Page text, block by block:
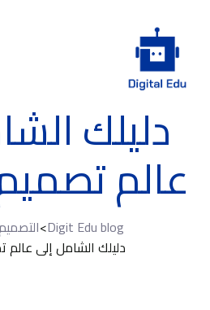
دليلك
عالم
Digit Edu blog
>
دليلك الشامل إلى